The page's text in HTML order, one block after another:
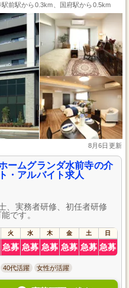
前駅から0.3km、国府駅から0.5km
8月6日更新
ームグランダ水前寺の介
・アルバイト求人
、実務者研修、初任者研修
です。
火 水 木 金 土 日
急募 急募 急募 急募 急募 急募
40代活躍 女性が活躍